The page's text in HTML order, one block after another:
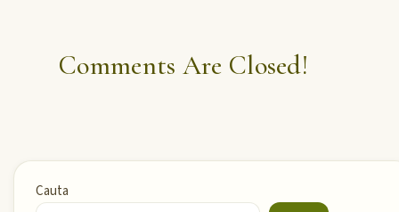
Comments Are Closed!
Cauta